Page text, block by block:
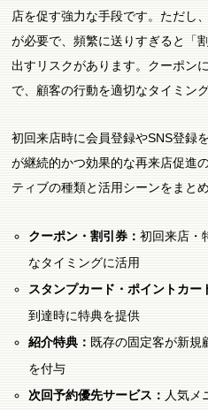
店を促す強力な手段です。ただし
が必要で、頻繁に送りすぎると「
出すリスクがあります。クーポン
で、顧客の行動を適切なタイミン
初回来店時に会員登録やSNS登録
が継続的かつ効果的な再来店促進
ティブの種類と活用シーンをまとめ
クーポン・割引券： 初回来店・
なタイミングに活用
スタンプカード・ポイントカー
到達時に特典を提供
紹介特典： 既存の固定客が新規
を付与
次回予約優先サービス： 人気メ